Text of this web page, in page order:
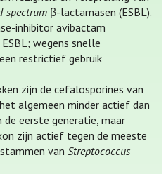
spectrum β-lactamasen (ESBL).
inhibitor avibactam
wegens snelle
restrictief gebruik
zijn de cefalosporines van
algemeen minder actief dan
eerste generatie, maar
zijn actief tegen de meeste
vanStreptococcus